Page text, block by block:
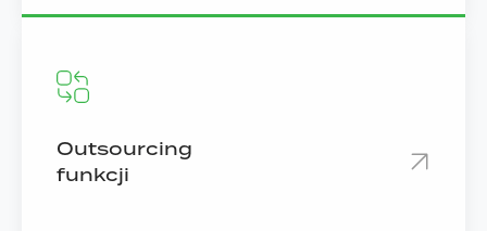
Outsourcing
funkcji